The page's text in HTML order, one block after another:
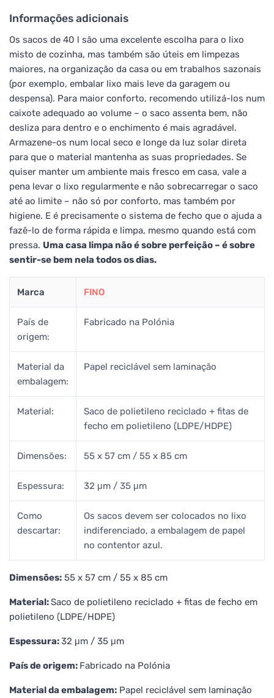
Informações adicionais
Os sacos de 40 l são uma excelente escolha para o lixo
misto de cozinha, mas também são úteis em limpezas
maiores, na organização da casa ou em trabalhos sazonais
(por exemplo, embalar lixo mais leve da garagem ou
despensa). Para maior conforto, recomendo utilizá-los num
caixote adequado ao volume – o saco assenta bem, não
desliza para dentro e o enchimento é mais agradável.
Armazene-os num local seco e longe da luz solar direta
para que o material mantenha as suas propriedades. Se
quiser manter um ambiente mais fresco em casa, vale a
pena levar o lixo regularmente e não sobrecarregar o saco
até ao limite – não só por conforto, mas também por
higiene. E é precisamente o sistema de fecho que o ajuda a
fazê-lo de forma rápida e limpa, mesmo quando está com
pressa. Uma casa limpa não é sobre perfeição – é sobre
sentir-se bem nela todos os dias.
Marca FINO
País de
origem:
Fabricado na Polónia
Material da
embalagem:
Papel reciclável sem laminação
Material:
Saco de polietileno reciclado + fitas de
fecho em polietileno (LDPE/HDPE)
Dimensões: 55 x 57 cm / 55 x 85 cm
Espessura: 32 μm / 35 μm
Como
descartar:
Os sacos devem ser colocados no lixo
indiferenciado, a embalagem de papel
no contentor azul.
Dimensões: 55 x 57 cm / 55 x 85 cm
Material:Saco de polietileno reciclado + fitas de fecho em
polietileno (LDPE/HDPE)
Espessura:32 μm / 35 μm
País de origem: Fabricado na Polónia
Material da embalagem: Papel reciclável sem laminação